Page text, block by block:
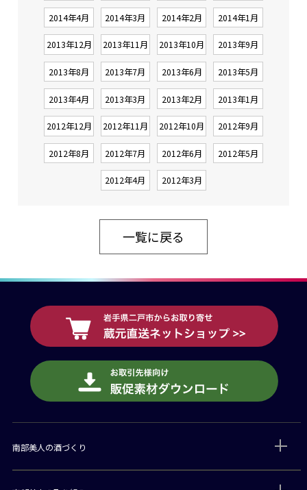
2014年4月 2014年3月 2014年2月 2014年1月
2013年12月 2013年11月 2013年10月 2013年9月
2013年8月 2013年7月 2013年6月 2013年5月
2013年4月 2013年3月 2013年2月 2013年1月
2012年12月 2012年11月 2012年10月 2012年9月
2012年8月 2012年7月 2012年6月 2012年5月
2012年4月 2012年3月
一覧に戻る
南部美人の酒づくり